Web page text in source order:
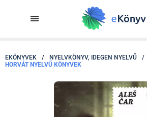
EKÖNYVEK / NYELVKÖNYV, IDEGEN NYELVŰ
/
HORVÁT NYELVŰ KÖNYVEK